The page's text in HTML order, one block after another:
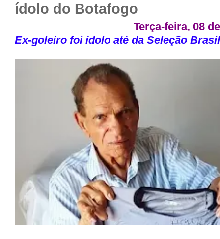
ídolo do Botafogo
Terça-feira, 08
Ex-goleiro foi ídolo até da Seleção